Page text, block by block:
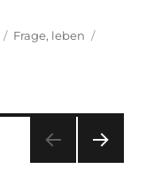
Tags
Frage, leben